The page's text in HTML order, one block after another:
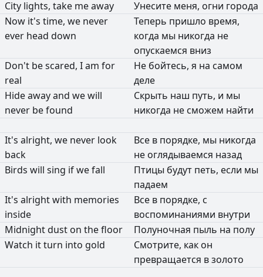
City lights, take meaway Унесите меня, огни города
Now it's time, we never
ever head down
Теперь пришло время,
когда мы никогда не
опускаемся вниз
Don't bescared, Iam for
real
Не бойтесь, я на самом
деле
Hideawayand wewill
never befound
Скрыть наш путь, и мы
никогда не сможем найти
It's alright, we never look
back
Все в порядке, мы никогда
не оглядываемся назад
Birds will sing ifwefall Птицы будут петь, если мы
падаем
It's alrightwith memories
inside
Все в порядке, с
воспоминаниями внутри
Midnightdust on thefloor Полуночная пыль на полу
Watch itturn into gold Смотрите, как он
превращается взолото